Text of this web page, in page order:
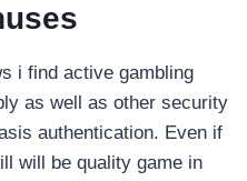
i find active gambling
as well as other security
authentication. Even if
will be quality game in